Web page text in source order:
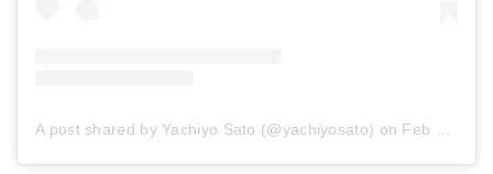
A post shared by Yachiyo Sato (@yachiyosato) on Feb 9, 2018 at 2:09pm PST